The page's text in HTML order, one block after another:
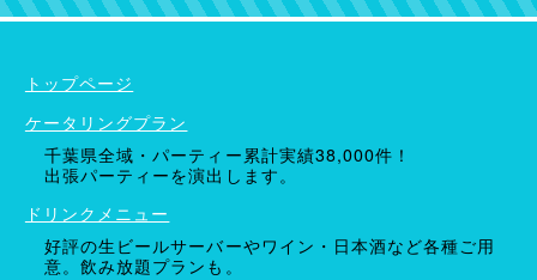
ケータリングプラン
ドリンクメニュー
単品オプション
トップページ
ケータリングプラン
千葉県全域・パーティー累計実績38,000件！
出張パーティーを演出します。
ドリンクメニュー
好評の生ビールサーバーやワイン・日本酒など各種ご用
意。飲み放題プランも。